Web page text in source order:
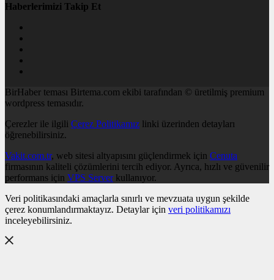
Haberlerimizi Takip Et
BirHaber teması Birtema.com ekibi tarafından © üretilmiş premium
wordpress temasıdır.
Çerezler ile ilgili Çerez Politikamız linki üzerinden detayları
öğrenebilirsiniz.
Vakit.com.tr, web sitesi altyapısını güçlendirmek için Cenuta
firmasının kaliteli çözümlerini tercih ediyor. Ayrıca, hızlı ve güvenilir
performans için VPS Serverkullanıyor.
Veri politikasındaki amaçlarla sınırlı ve mevzuata uygun şekilde
çerez konumlandırmaktayız. Detaylar için veri politikamızı
inceleyebilirsiniz.